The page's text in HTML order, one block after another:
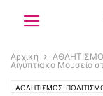
Αρχική
Αιγυπτιακό Μουσείο
ΑΘΛΗΤΙΣΜΟΣ-